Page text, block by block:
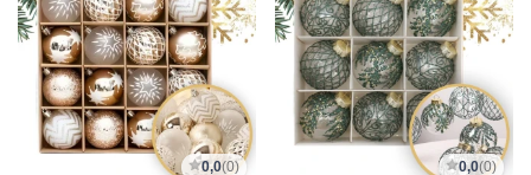
0,0(0) 0,0(0)